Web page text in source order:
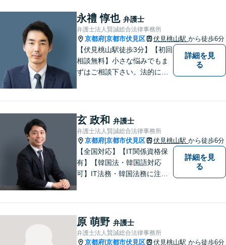
件、建築事件などの幅広い分
野でも経験を積んでおりま
す。お気軽にご相談くださ
い。
永禮 惇也 弁護士
弁護士法人賢誠総合法律事務所
京都府 京都市伏見区 伏見桃山駅 から徒歩6分
【伏見桃山駅徒歩3分】【初回
相談無料】小さな悩みでもま
ずはご相談下さい。法的に無
／相続／企業法務など幅広く
対応可能。【休日・夜間対応
可】
詳細を見
る
玄 政和 弁護士
弁護士法人賢誠総合法律事務所
京都府 京都市伏見区 伏見桃山駅 から徒歩6分
【全国対応】【IT関係資格保
有】【韓国法・韓国語対応
可】IT法務・韓国法務に注力
詳細を見
る
原 萌野 弁護士
弁護士法人賢誠総合法律事務所
京都府 京都市伏見区 伏見桃山駅 から徒歩6分